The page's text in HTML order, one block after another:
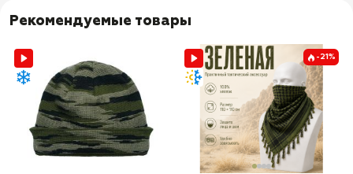
✅ Тип диода: LED (CREE XML-T6)
✅Время непрерывной работы: до 4 ч
✅Дальность свечения: до 1000 м
Световой поток: 2000 Лм
✅ Доставка по всей России
Рекомендуемые товары
-21%